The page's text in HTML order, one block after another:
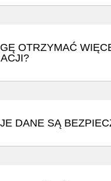
OTRZYMAĆ
DANE SĄ